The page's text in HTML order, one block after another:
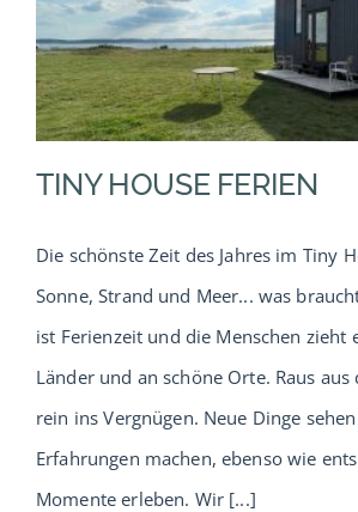
TINY HOUSE FERIEN
Die schönste Zeit des Jahres im Tiny
Sonne, Strand und Meer... was
ist Ferienzeit und die Menschen zieht
Länder und an schöne Orte. Raus
rein ins Vergnügen. Neue Dinge
Erfahrungen machen, ebenso wie
Momente erleben. Wir [...]